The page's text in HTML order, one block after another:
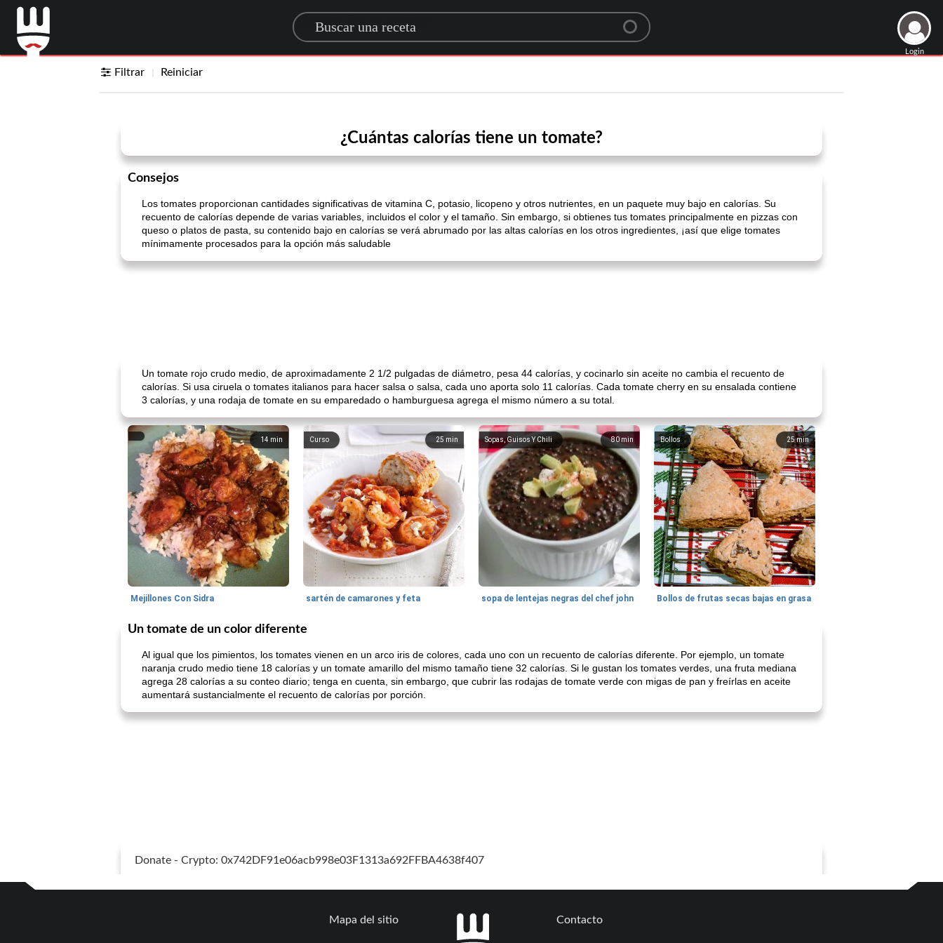
Search for a recipe
Login
Filtrar Reiniciar
¿Cuántas calorías tiene un tomate?
Consejos
Los tomates proporcionan cantidades significativas de vitamina C, potasio, licopeno y otros nutrientes, en un paquete muy bajo en calorías. Su
recuento de calorías depende de varias variables, incluidos el color y el tamaño. Sin embargo, si obtienes tus tomates principalmente en pizzas con
queso o platos de pasta, su contenido bajo en calorías se verá abrumado por las altas calorías en los otros ingredientes, ¡así que elige tomates
mínimamente procesados ​​para la opción más saludable
Un tomate rojo crudo medio, de aproximadamente 2 1/2 pulgadas de diámetro, pesa 44 calorías, y cocinarlo sin aceite no cambia el recuento de
calorías. Si usa ciruela o tomates italianos para hacer salsa o salsa, cada uno aporta solo 11 calorías. Cada tomate cherry en su ensalada contiene
3 calorías, y una rodaja de tomate en su emparedado o hamburguesa agrega el mismo número a su total.
14 min
Mejillones Con Sidra
25 min
Curso
sartén de camarones y feta
80 min
Sopas, Guisos Y Chili
sopa de lentejas negras del chef john
25min
Bollos
Bollos de frutas secas bajas en grasa
Un tomate de un color diferente
Al igual que los pimientos, los tomates vienen en un arco iris de colores, cada uno con un recuento de calorías diferente. Por ejemplo, un tomate
naranja crudo medio tiene 18 calorías y un tomate amarillo del mismo tamaño tiene 32 calorías. Si le gustan los tomates verdes, una fruta mediana
agrega 28 calorías a su conteo diario; tenga en cuenta, sin embargo, que cubrir las rodajas de tomate verde con migas de pan y freírlas en aceite
aumentará sustancialmente el recuento de calorías por porción.
Donate - Crypto: 0x742DF91e06acb998e03F1313a692FFBA4638f407
Mapa del sitio Contacto